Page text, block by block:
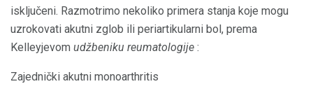
isključeni. Razmotrimo nekoliko primera stanja koje mogu
uzrokovati akutni zglob ili periartikularni bol, prema
Kelleyjevom udžbeniku reumatologije :
Zajednički akutni monoarthritis